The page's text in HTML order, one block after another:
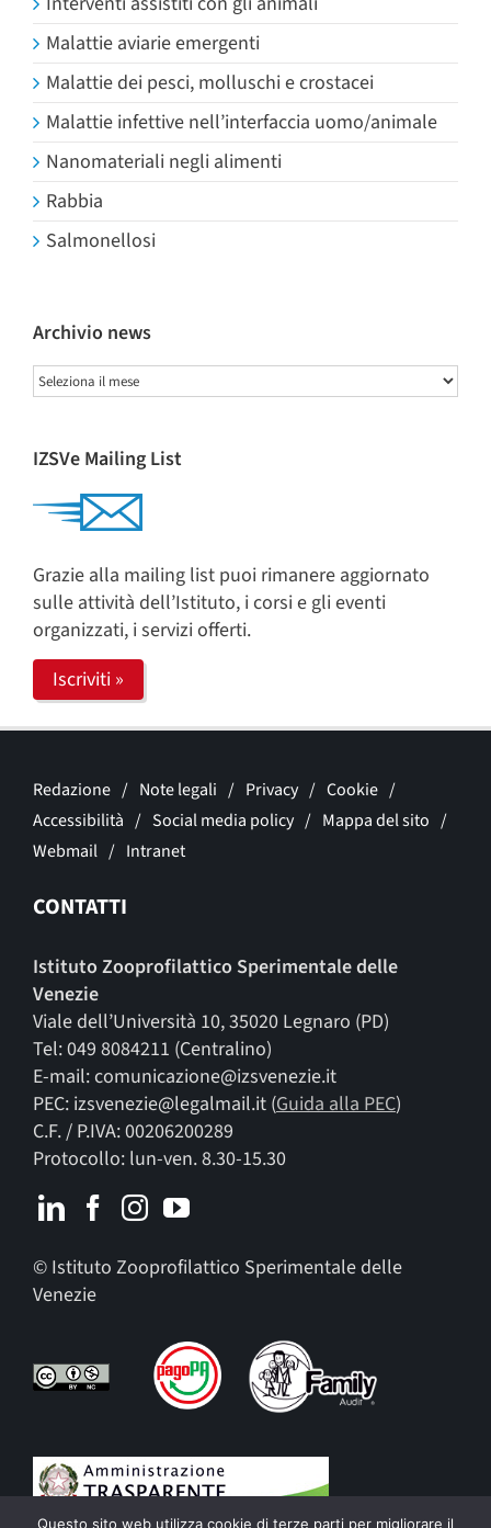
Malattie aviarie emergenti
Malattie dei pesci, molluschi e crostacei
Malattie infettive nell’interfaccia uomo/animale
Nanomateriali negli alimenti
Rabbia
Salmonellosi
Archivio news
Archivio
news
IZSVe Mailing List
Grazie alla mailing list puoi rimanere aggiornato
sulle attività dell’Istituto, i corsi e gli eventi
organizzati, i servizi offerti.
Iscriviti »
Redazione Note legali Privacy
Cookie
Accessibilità
Social media policy
Mappa del sito
Webmail
Intranet
CONTATTI
Istituto Zooprofilattico Sperimentale delle
Venezie
Viale dell’Università 10, 35020 Legnaro (PD)
Tel: 049 8084211 (Centralino)
E-mail: comunicazione@izsvenezie.it
PEC: izsvenezie@legalmail.it (Guida alla PEC)
C.F. / P.IVA: 00206200289
Protocollo: lun-ven. 8.30-15.30
© Istituto Zooprofilattico Sperimentale delle
Venezie
Questo sito web utilizza cookie di terze parti per migliorare il